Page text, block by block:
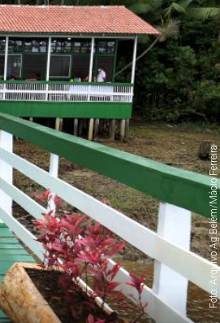
Foto: Arquivo Ag.Belém/Mácio Ferreira